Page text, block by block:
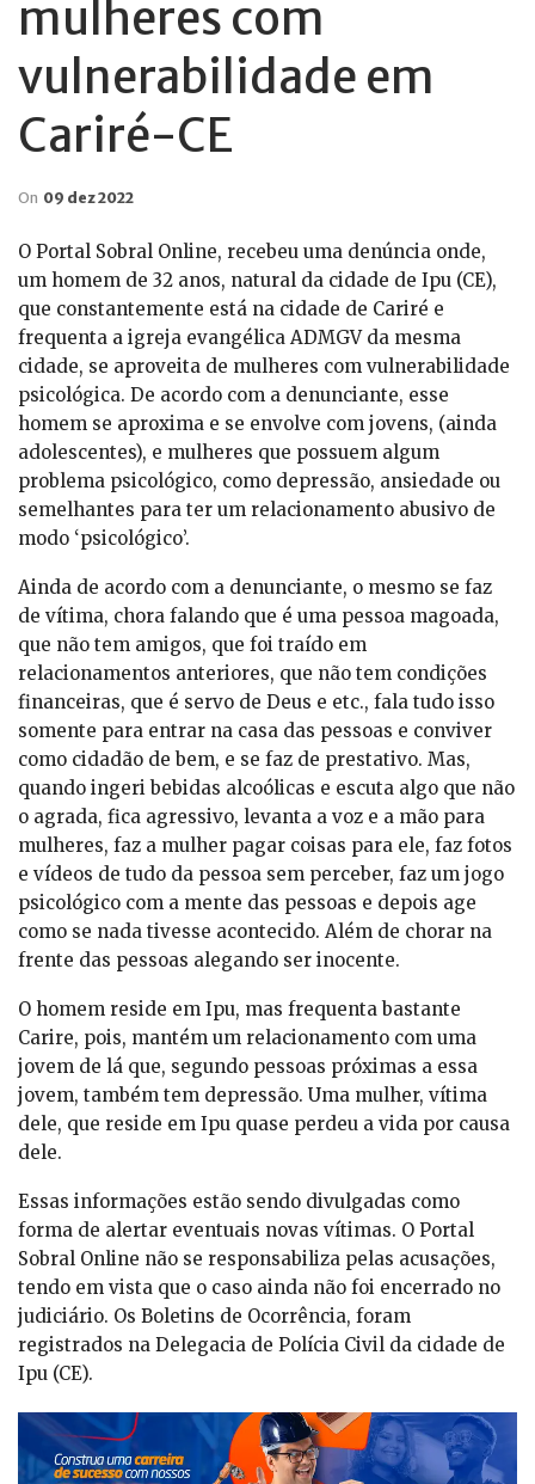
mulheres com
vulnerabilidade em
Cariré-CE
On 09 dez 2022
O Portal Sobral Online, recebeu uma denúncia onde,
um homem de 32 anos, natural da cidade de Ipu (CE),
que constantemente está na cidade de Cariré e
frequenta a igreja evangélica ADMGV da mesma
cidade, se aproveita de mulheres com vulnerabilidade
psicológica. De acordo com a denunciante, esse
homem se aproxima e se envolve com jovens, (ainda
adolescentes), e mulheres que possuem algum
problema psicológico, como depressão, ansiedade ou
semelhantes para ter um relacionamento abusivo de
modo ‘psicológico’.
Ainda de acordo com a denunciante, o mesmo se faz
de vítima, chora falando que é uma pessoa magoada,
que não tem amigos, que foi traído em
relacionamentos anteriores, que não tem condições
financeiras, que é servo de Deus e etc., fala tudo isso
somente para entrar na casa das pessoas e conviver
como cidadão de bem, e se faz de prestativo. Mas,
quando ingeri bebidas alcoólicas e escuta algo que não
o agrada, fica agressivo, levanta a voz e a mão para
mulheres, faz a mulher pagar coisas para ele, faz fotos
e vídeos de tudo da pessoa sem perceber, faz um jogo
psicológico com a mente das pessoas e depois age
como se nada tivesse acontecido. Além de chorar na
frente das pessoas alegando ser inocente.
O homem reside em Ipu, mas frequenta bastante
Carire, pois, mantém um relacionamento com uma
jovem de lá que, segundo pessoas próximas a essa
jovem, também tem depressão. Uma mulher, vítima
dele, que reside em Ipu quase perdeu a vida por causa
dele.
Essas informações estão sendo divulgadas como
forma de alertar eventuais novas vítimas. O Portal
Sobral Online não se responsabiliza pelas acusações,
tendo em vista que o caso ainda não foi encerrado no
judiciário. Os Boletins de Ocorrência, foram
registrados na Delegacia de Polícia Civil da cidade de
Ipu (CE).